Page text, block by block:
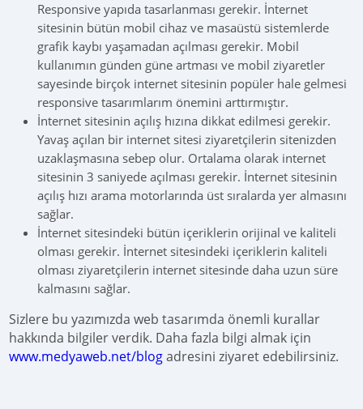
Responsive yapıda tasarlanması gerekir. İnternet
sitesinin bütün mobil cihaz ve masaüstü sistemlerde
grafik kaybı yaşamadan açılması gerekir. Mobil
kullanımın günden güne artması ve mobil ziyaretler
sayesinde birçok internet sitesinin popüler hale gelmesi
responsive tasarımlarım önemini arttırmıştır.
İnternet sitesinin açılış hızına dikkat edilmesi gerekir.
Yavaş açılan bir internet sitesi ziyaretçilerin sitenizden
uzaklaşmasına sebep olur. Ortalama olarak internet
sitesinin 3 saniyede açılması gerekir. İnternet sitesinin
açılış hızı arama motorlarında üst sıralarda yer almasını
sağlar.
İnternet sitesindeki bütün içeriklerin orijinal ve kaliteli
olması gerekir. İnternet sitesindeki içeriklerin kaliteli
olması ziyaretçilerin internet sitesinde daha uzun süre
kalmasını sağlar.
Sizlere bu yazımızda web tasarımda önemli kurallar
hakkında bilgiler verdik. Daha fazla bilgi almak için
www.medyaweb.net/blogadresini ziyaret edebilirsiniz.